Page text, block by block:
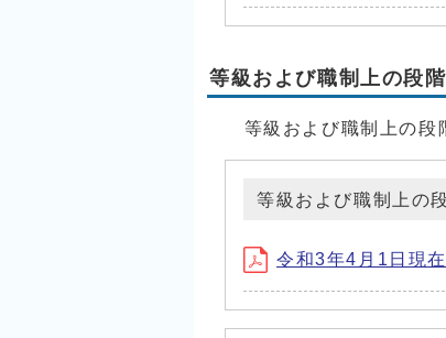
等級および職制上の段
等級および職制上の段
等級および職制上の
令和3年4月1日現